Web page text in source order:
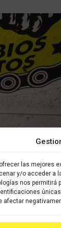
las mejores
y/o acceder a
nos permitirá
afectar